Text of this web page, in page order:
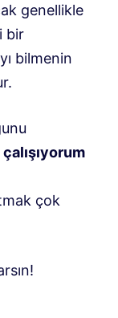
genellikle
bir
bilmenin
çok